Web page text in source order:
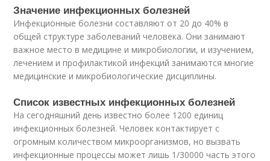
Значение инфекционных болезней
Инфекционные болезни составляют от 20 до 40% в
общей структуре заболеваний человека. Они занимают
важное место в медицине и микробиологии, и изучением,
лечением и профилактикой инфекций занимаются многие
медицинские и микробиологические дисциплины.
Список известных инфекционных болезней
На сегодняшний день известно более 1200 единиц
инфекционных болезней. Человек контактирует с
огромным количеством микроорганизмов, но вызвать
инфекционные процессы может лишь 1/30000 часть этого